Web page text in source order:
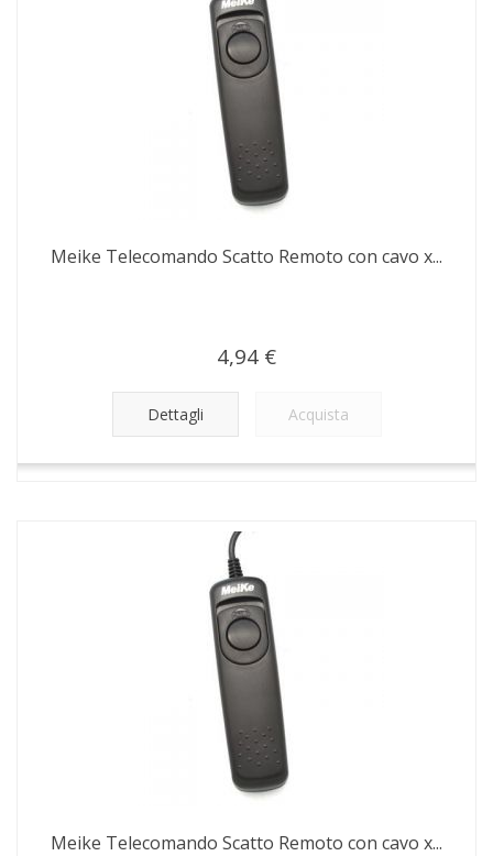
Meike Telecomando Scatto Remoto con cavo x...
4,94 €
Dettagli Acquista
Meike Telecomando Scatto Remoto con cavo x...